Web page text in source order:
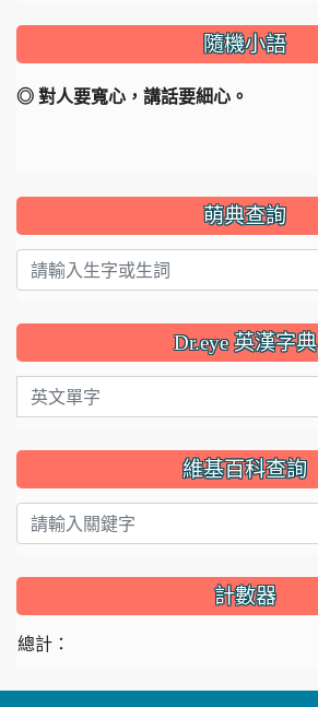
隨機小語
◎ 對人要寬心，講話要細心。
萌典查詢
Dr.eye 英漢字典
英文單字
維基百科查詢
計數器
總計：